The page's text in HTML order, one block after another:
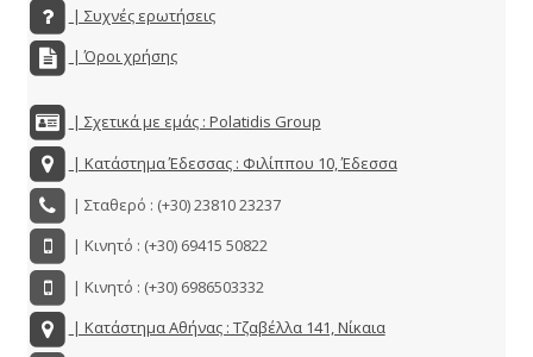
| Συχνές ερωτήσεις
| Όροι χρήσης
| Σχετικά με εμάς : Polatidis Group
| Κατάστημα Έδεσσας : Φιλίππου 10, Έδεσσα
| Σταθερό : (+30) 23810 23237
| Κινητό : (+30) 69415 50822
| Κινητό : (+30) 6986503332
| Κατάστημα Αθήνας : Τζαβέλλα 141, Νίκαια